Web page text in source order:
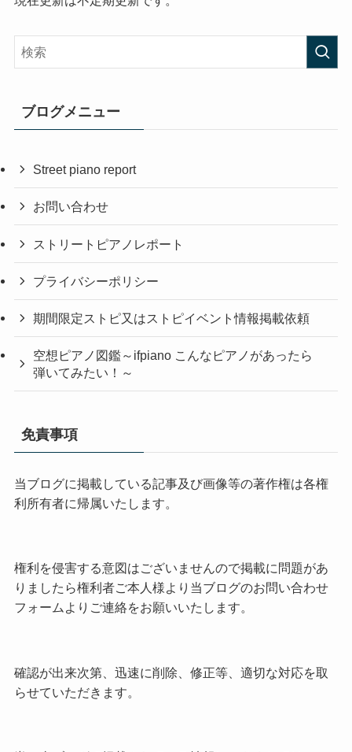
ブログメニュー
Street piano report
お問い合わせ
ストリートピアノレポート
プライバシーポリシー
期間限定ストピ又はストピイベント情報掲載依頼
空想ピアノ図鑑～ifpiano こんなピアノがあったら
弾いてみたい！～
免責事項
当ブログに掲載している記事及び画像等の著作権は各権
利所有者に帰属いたします。
権利を侵害する意図はございませんので掲載に問題があ
りましたら権利者ご本人様より当ブログのお問い合わせ
フォームよりご連絡をお願いいたします。
確認が出来次第、迅速に削除、修正等、適切な対応を取
らせていただきます。